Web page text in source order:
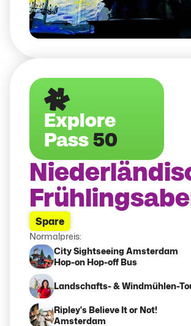
Explore
Pass 50
Spare
Normalpreis:
City Sightseeing Amsterdam
Hop-on Hop-off Bus
Landschafts- & Windmühlen-
Ripley's Believe It or Not!
Amsterdam